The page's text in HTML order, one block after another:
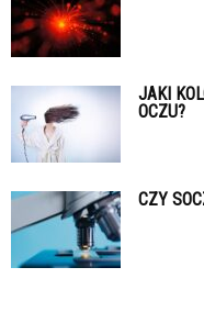
JAKI
OCZU?
CZY